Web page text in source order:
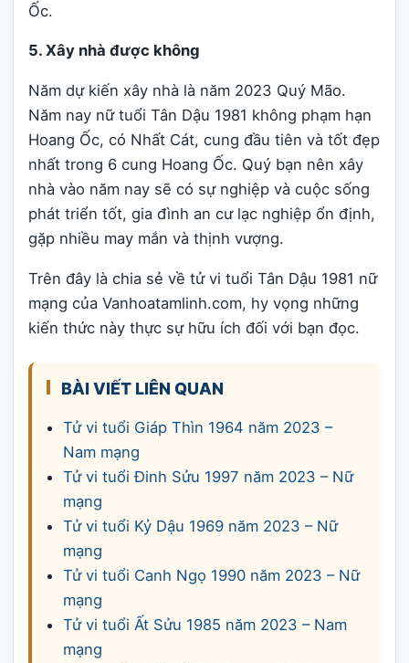
Ốc.
5. Xây nhà được không
Năm dự kiến xây nhà là năm 2023 Quý Mão.
Năm nay nữ tuổi Tân Dậu 1981 không phạm hạn
Hoang Ốc, có Nhất Cát, cung đầu tiên và tốt đẹp
nhất trong 6 cung Hoang Ốc. Quý bạn nên xây
nhà vào năm nay sẽ có sự nghiệp và cuộc sống
phát triển tốt, gia đình an cư lạc nghiệp ổn định,
gặp nhiều may mắn và thịnh vượng.
Trên đây là chia sẻ về tử vi tuổi Tân Dậu 1981 nữ
mạng của Vanhoatamlinh.com, hy vọng những
kiến thức này thực sự hữu ích đối với bạn đọc.
BÀI VIẾT LIÊN QUAN
Tử vi tuổi Giáp Thìn 1964 năm 2023 –
Nam mạng
Tử vi tuổi Đinh Sửu 1997 năm 2023 – Nữ
mạng
Tử vi tuổi Kỷ Dậu 1969 năm 2023 – Nữ
mạng
Tử vi tuổi Canh Ngọ 1990 năm 2023 – Nữ
mạng
Tử vi tuổi Ất Sửu 1985 năm 2023 – Nam
mạng